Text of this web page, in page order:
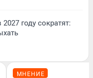
году сократят:
МНЕНИЕ